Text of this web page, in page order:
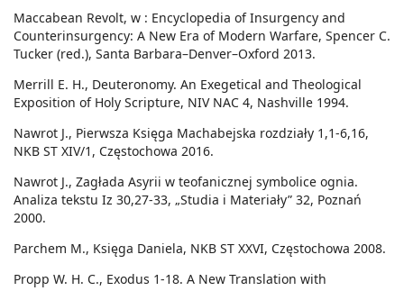
Maccabean Revolt, w : Encyclopedia of Insurgency and
Counterinsurgency: A New Era of Modern Warfare, Spencer C.
Tucker (red.), Santa Barbara–Denver–Oxford 2013.
Merrill E. H., Deuteronomy. An Exegetical and Theological
Exposition of Holy Scripture, NIV NAC 4, Nashville 1994.
Nawrot J., Pierwsza Księga Machabejska rozdziały 1,1-6,16,
NKB ST XIV/1, Częstochowa 2016.
Nawrot J., Zagłada Asyrii w teofanicznej symbolice ognia.
Analiza tekstu Iz 30,27-33, „Studia i Materiały” 32, Poznań
2000.
Parchem M., Księga Daniela, NKB ST XXVI, Częstochowa 2008.
Propp W. H. C., Exodus 1-18. A New Translation with